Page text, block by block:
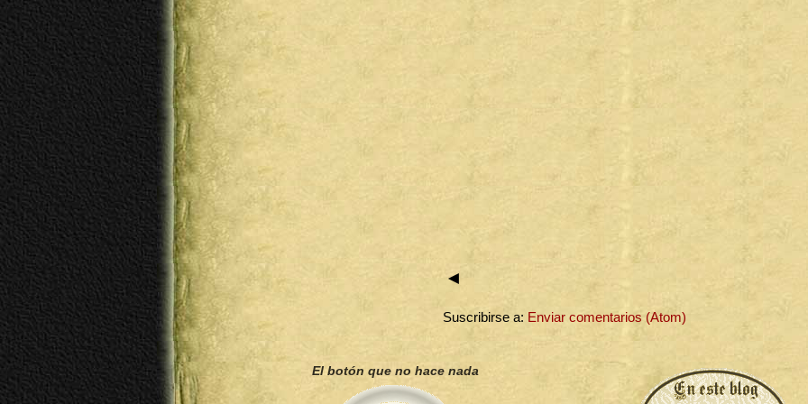
◄
Suscribirse a: Enviar comentarios (Atom)
El botón que no hace nada